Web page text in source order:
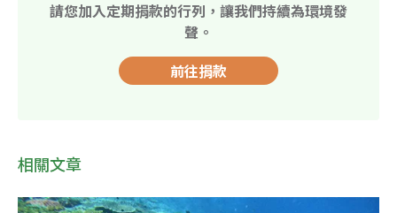
請您加入定期捐款的行列，讓我們持續為環境發
聲。
前往捐款
相關文章